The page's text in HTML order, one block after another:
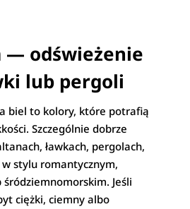
— odświeżenie
lub pergoli
biel to kolory, które potrafią
Szczególnie dobrze
ławkach, pergolach,
stylu romantycznym,
Jeśli
ciężki, ciemny albo